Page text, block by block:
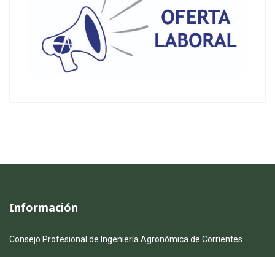
Información
Consejo Profesional de Ingeniería Agronómica de Corrientes